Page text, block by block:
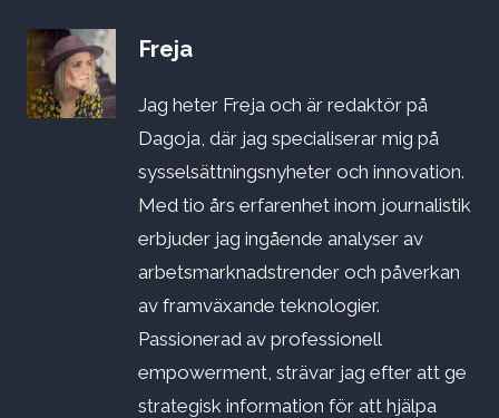
Freja
Jag heter Freja och är redaktör på
Dagoja, där jag specialiserar mig på
sysselsättningsnyheter och innovation.
Med tio års erfarenhet inom journalistik
erbjuder jag ingående analyser av
arbetsmarknadstrender och påverkan
av framväxande teknologier.
Passionerad av professionell
empowerment, strävar jag efter att ge
strategisk information för att hjälpa